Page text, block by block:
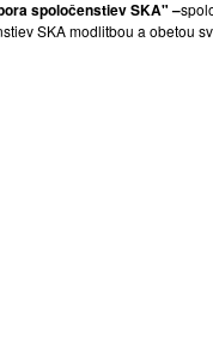
spoločenstiev SKA" –
SKA modlitbou a obetou